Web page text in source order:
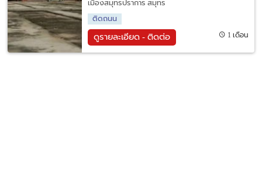
เมืองสมุทรปราการ สมุทร
ติดถนน
ดูรายละเอียด - ติดต่อ 1 เดือน